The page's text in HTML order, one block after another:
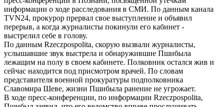
информации о ходе расследования в СМИ. По данным канала
TVN24, прокурор прервал свое выступление и объявил
перерыв, а когда журналисты покинули его кабинет -
выстрелил себе в голову.
По данным Rzeczpospolita, скорую вызвали журналисты,
услышавшие звук выстрела и обнаружившие Пшибыла
лежащим на полу в своем кабинете. Полковник остался жив и
сейчас находится под присмотром врачей. По словам
представителя военной прокуратуры подполковника
Славомира Шеве, жизни Пшибыла ранение не угрожает.
В ходе пресс-конференции, по информации Rzeczpospolita,